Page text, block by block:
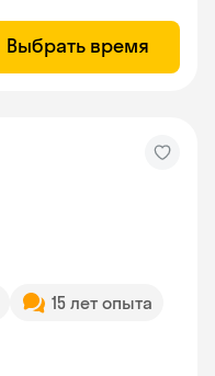
Выбрать время
15 лет опыта